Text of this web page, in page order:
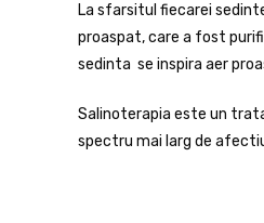
La sfarsitul fiecarei
proaspat, care a fost
sedinta se inspira aer
Salinoterapia este un
spectru mai larg de